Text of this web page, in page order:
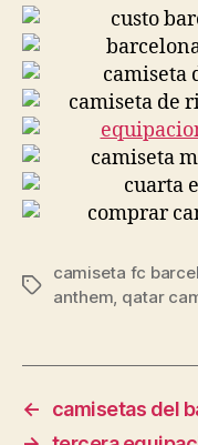
Etiquetas
camiseta fc
anthem, qatar
←
camisetas del